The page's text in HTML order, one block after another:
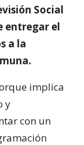
Social
entregar el
a la
implica
y
con un